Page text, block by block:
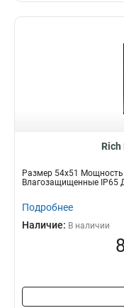
Rich
Размер 54х51
Влагозащищенные IP65
Подробнее
Наличие: В наличии